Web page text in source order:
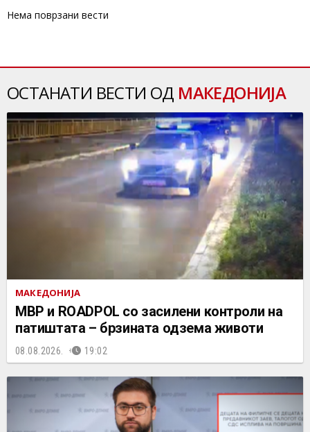
Нема поврзани вести
ОСТАНАТИ ВЕСТИ ОД МАКЕДОНИЈА
МАКЕДОНИЈА
МВР и ROADPOL со засилени контроли на
патиштата – брзината одзема животи
08.08.2026. 19:02